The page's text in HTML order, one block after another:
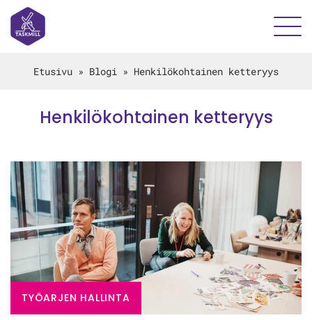
Etusivu » Blogi » Henkilökohtainen ketteryys
Henkilökohtainen ketteryys
TYÖARJEN HALLINTA